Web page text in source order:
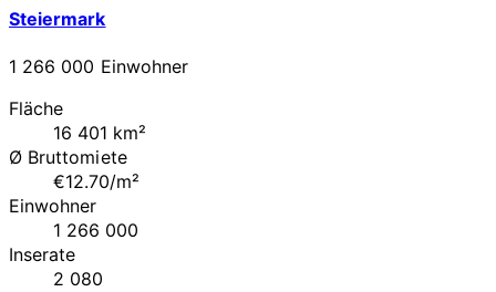
Steiermark
1 266 000 Einwohner
Fläche
16 401 km²
Ø Bruttomiete
€12.70/m²
Einwohner
1 266 000
Inserate
2 080